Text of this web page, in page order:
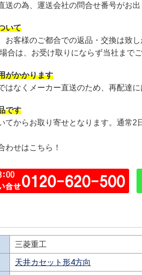
送の為、運送会社の問合せ番号がお出
いて
お客様のご都合での返品・交換は致
合は、お受け取りにならず当社までご
がかかります
はなくメーカー直送のため、再配達
です
てからお取り寄せとなります。通常
わせはこちら！
三菱重工
天井カセット形4方向